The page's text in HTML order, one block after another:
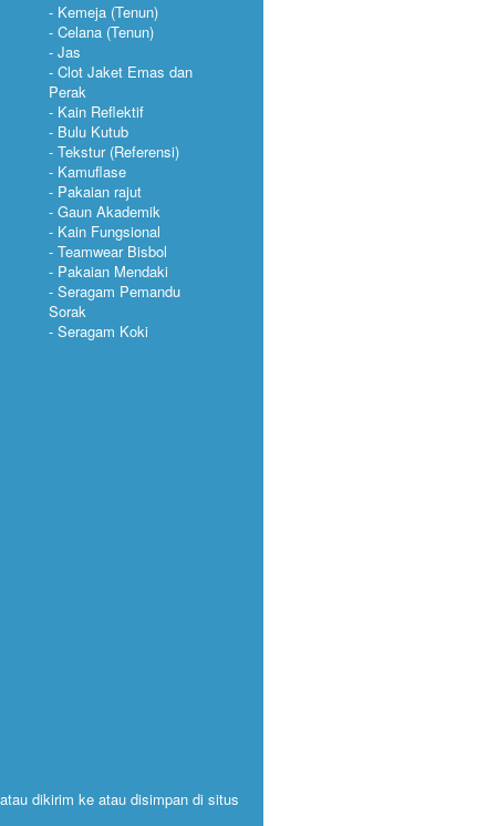
Kemeja (Tenun)
Celana (Tenun)
Jas
Clot Jaket Emas dan
Perak
Kain Reflektif
Bulu Kutub
Tekstur (Referensi)
Kamuflase
Pakaian rajut
Gaun Akademik
Kain Fungsional
Teamwear Bisbol
Pakaian Mendaki
Seragam Pemandu
Sorak
Seragam Koki
dikirim ke atau disimpan di situs